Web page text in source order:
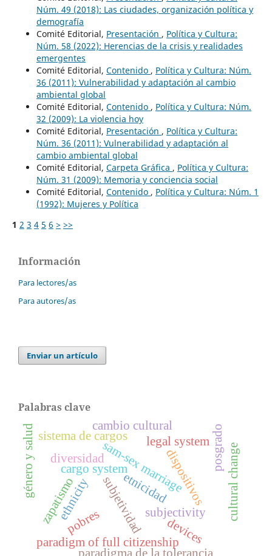
Núm. 49 (2018): Las ciudades, organización política y
demografía
Comité Editorial, Presentación , Política y Cultura:
Núm. 58 (2022): Herencias de la crisis y realidades
emergentes
Comité Editorial, Contenido , Política y Cultura: Núm.
36 (2011): Vulnerabilidad y adaptación al cambio
ambiental global
Comité Editorial, Contenido , Política y Cultura: Núm.
32 (2009): La violencia hoy
Comité Editorial, Presentación , Política y Cultura:
Núm. 36 (2011): Vulnerabilidad y adaptación al
cambio ambiental global
Comité Editorial, Carpeta Gráfica , Política y Cultura:
Núm. 31 (2009): Memoria y conciencia social
Comité Editorial, Contenido , Política y Cultura: Núm. 1
(1992): Mujeres y Política
1 2 3 4 5 6 > >>
Información
Para lectores/as
Para autores/as
Enviar un artículo
Palabras clave
cargo system dispositivos
pobres subjectivity
subjetividad
sam-sex marriage
paradigm of full citizenship
paradigma de la tolerancia
cultural change
devices
ethnicity
sistema de cargos
cambio cultural
etnicidad
legal system
zapatismo
género y salud diversidad posgrado